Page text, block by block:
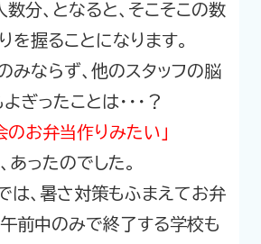
分、となると、そこそこの数
を握ることになります。
みならず、他のスタッフの脳
ぎったことは・・・？
のお弁当作りみたい」
あったのでした。
は、暑さ対策もふまえてお弁
前中のみで終了する学校も